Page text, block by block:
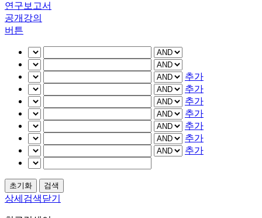
연구보고서
공개강의
버튼
추가
추가
추가
추가
추가
추가
추가
상세검색닫기